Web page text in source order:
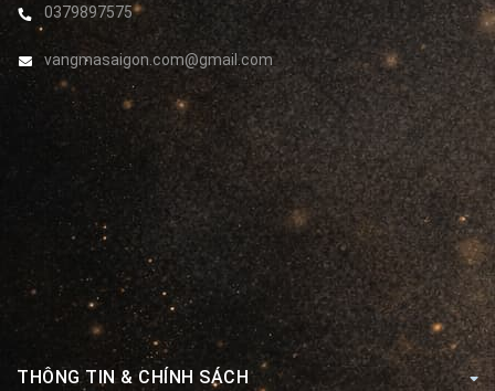
0379897575
vangmasaigon.com@gmail.com
THÔNG TIN & CHÍNH SÁCH